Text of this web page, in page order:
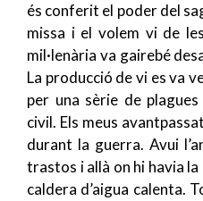
és conferit el poder del
missa i el volem vi de
mil·lenària va gairebé
La producció de vi es va
per una sèrie de
civil. Els meus
durant la guerra. Avui
trastos i allà on hi havia la
caldera d’aigua calenta.